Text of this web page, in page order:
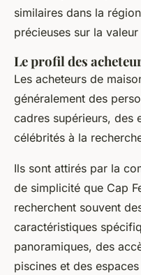
similaires dans la
précieuses sur la
Le profil des
Les acheteurs de
généralement des
cadres supérieurs, des
célébrités à la
Ils sont attirés par la
de simplicité que Cap
recherchent souvent
caractéristiques
panoramiques, des
piscines et des